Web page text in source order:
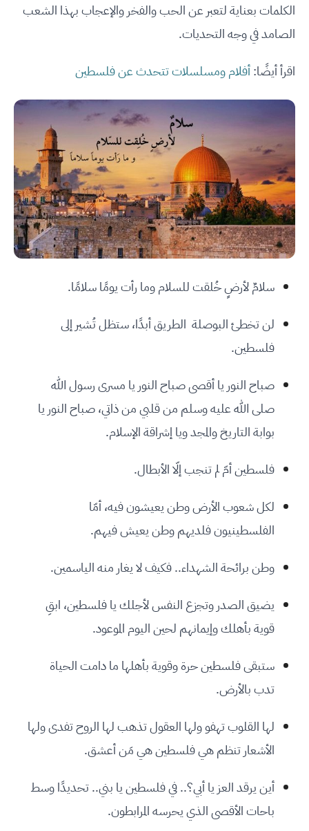
الكلمات بعناية لتعبر عن الحب والفخر والإعجاب بهذا الشعب
الصامد في وجه التحديات.
اقرأ أيضًا:أفلام ومسلسلات تتحدث عن فلسطين
سلامٌ لأرضٍ خُلقت للسلام وما رأت يومًا سلامًا.
لن تخطئ البوصلة الطريق أبدًا، ستظل تُشير إلى
فلسطين.
صباح النور يا أقصى صباح النور يا مسرى رسول الله
صلى الله عليه وسلم من قلبي من ذاتي، صباح النور يا
بوابة التاريخ والمجد ويا إشراقة الإسلام.
فلسطين أمّ لم تنجب إلّا الأبطال.
لكل شعوب الأرض وطن يعيشون فيه، أمّا
الفلسطينيون فلديهم وطن يعيش فيهم.
وطن برائحة الشهداء.. فكيف لا يغار منه الياسمين.
يضيق الصدر وتجزع النفس لأجلك يا فلسطين، ابقِ
قوية بأهلك وإيمانهم لحين اليوم الموعود.
ستبقى فلسطين حرة وقوية بأهلها ما دامت الحياة
تدب بالأرض.
لها القلوب تهفو ولها العقول تذهب لها الروح تفدى ولها
الأشعار تنظم هي فلسطين هي مَن أعشق.
أين يرقد العز يا أبي؟.. في فلسطين يا بني.. تحديدًا وسط
باحات الأقصى الذي يحرسه المرابطون.